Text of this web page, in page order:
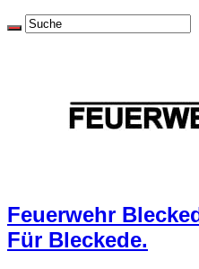
Feuerwehr
Für Bleckede.